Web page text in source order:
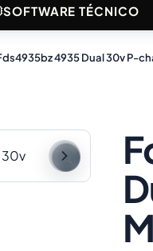
SOFTWARE TÉCNICO
4935 Dual 30v P-